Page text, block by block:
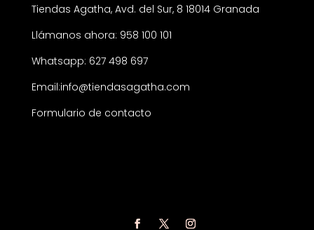
Tiendas Agatha, Avd. del Sur, 8 18014 Granada
Llámanos ahora: 958 100 101
Whatsapp: 627 498 697
Email:info@tiendasagatha.com
Formulario de contacto